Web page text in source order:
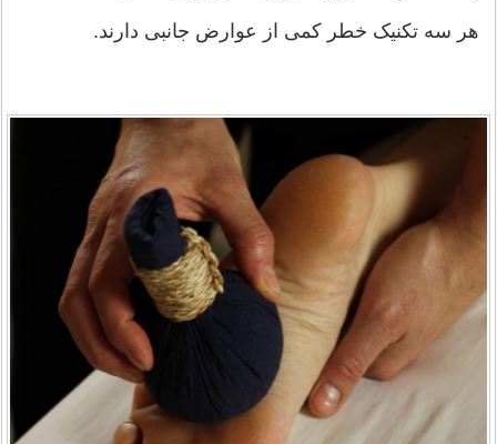
هر سه تکنیک خطر کمی از عوارض جانبی دارند.